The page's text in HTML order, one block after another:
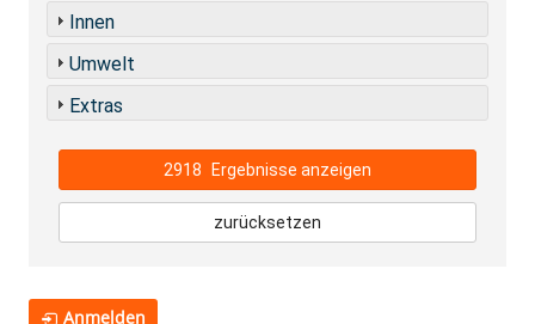
Innen
Umwelt
Extras
2918 Ergebnisse anzeigen
zurücksetzen
Anmelden